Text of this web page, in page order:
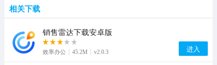
相关下载
销售雷达下载安卓版
效率办公 45.2M v2.0.3 进入